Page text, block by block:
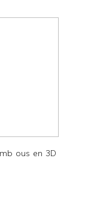
ous en 3D